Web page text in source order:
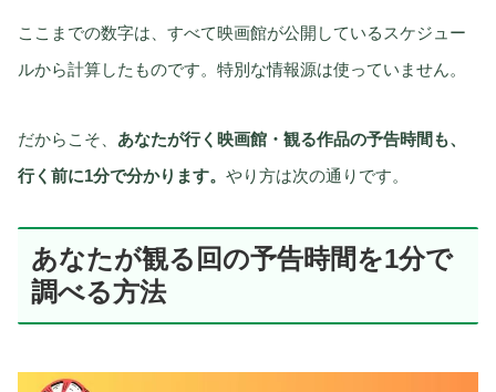
ここまでの数字は、すべて映画館が公開しているスケジュー
ルから計算したものです。特別な情報源は使っていません。
だからこそ、 あなたが行く映画館・観る作品の予告時間も、
行く前に1分で分かります。 やり方は次の通りです。
あなたが観る回の予告時間を1分で
調べる方法